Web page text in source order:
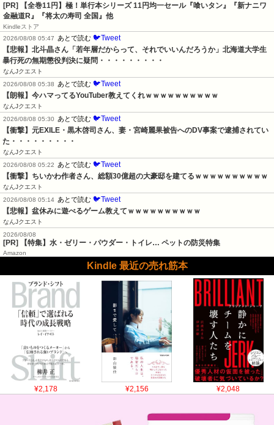
[PR]
【全巻11円】極！単行本シリーズ 11円均一セール『喰いタン』『新ナニワ
金融道R』『将太の寿司 全国』他
Kindleストア
2026/08/08 05:47
あとで読む 🐦Tweet
【悲報】北斗晶さん「若年層だからって、それでいいんだろうか」北海道大学生
暴行死の無期懲役判決に疑問・・・・・・・・・
なんJクエスト
2026/08/08 05:38
あとで読む 🐦Tweet
【朗報】今ハマってるYouTuber教えてくれｗｗｗｗｗｗｗｗｗｗ
なんJクエスト
2026/08/08 05:30
あとで読む 🐦Tweet
【衝撃】元EXILE・黒木啓司さん、妻・宮崎麗果被告へのDV事案で逮捕されてい
た・・・・・・・・・
なんJクエスト
2026/08/08 05:22
あとで読む 🐦Tweet
【衝撃】ちいかわ作者さん、総額30億超の大豪邸を建てるｗｗｗｗｗｗｗｗｗｗ
なんJクエスト
2026/08/08 05:14 あとで読む 🐦Tweet
【悲報】盆休みに遊べるゲーム教えてｗｗｗｗｗｗｗｗｗｗ
なんJクエスト
2026/08/08
[PR] 【特集】水・ゼリー・パウダー・トイレ… ペットの防災特集
Amazon
Kindle 最近の売れ筋本
¥2,178 ¥2,156 ¥2,048